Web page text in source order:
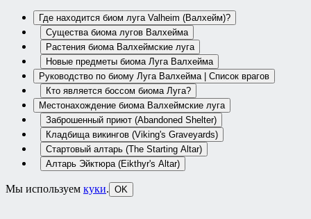
Где находится биом луга Valheim (Валхейм)?
Существа биома лугов Валхейма
Растения биома Валхеймские луга
Новые предметы биома Луга Валхейма
Руководство по биому Луга Валхейма | Список врагов
Кто является боссом биома Луга?
Местонахождение биома Валхеймские луга
Заброшенный приют (Abandoned Shelter)
Кладбища викингов (Viking's Graveyards)
Стартовый алтарь (The Starting Altar)
Алтарь Эйктюра (Eikthyr's Altar)
Мы используем куки. OK